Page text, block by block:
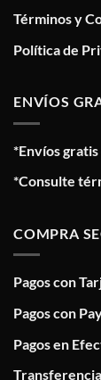
Términos y
Política de
ENVÍOS
*Envíos gratis
*Consulte
COMPRA
Pagos con
Pagos con
Pagos en